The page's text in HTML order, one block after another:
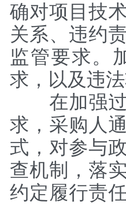
确对项目技
关系、违约
监管要求。
求，以及违
在加强过
求，采购人
式，对参与
查机制，落
约定履行责